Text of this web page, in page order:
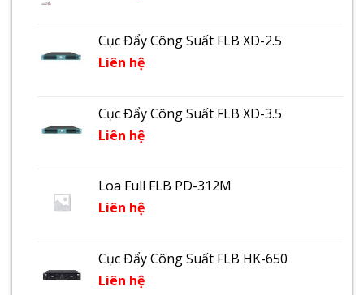
Cục Đẩy Công Suất FLB XD-2.5
Liên hệ
Cục Đẩy Công Suất FLB XD-3.5
Liên hệ
Loa Full FLB PD-312M
Liên hệ
Cục Đẩy Công Suất FLB HK-650
Liên hệ